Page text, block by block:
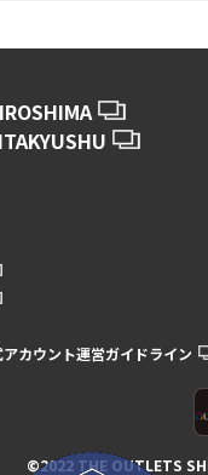
カウント運営ガイドライン
©2022 THE OUTLETS